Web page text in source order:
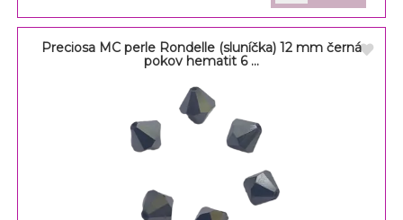
Preciosa MC perle Rondelle (sluníčka) 12 mm černá
pokov hematit 6 ...